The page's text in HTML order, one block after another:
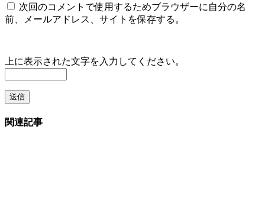
次回のコメントで使用するためブラウザーに自分の名
前、メールアドレス、サイトを保存する。
上に表示された文字を入力してください。
関連記事